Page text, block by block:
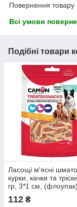
Повернення товару
Всі умови
Подібні товари
Ласощі м'ясні
курки, качки та
гр, 3*1 см,
упак./короб. (ціна
112 ₴